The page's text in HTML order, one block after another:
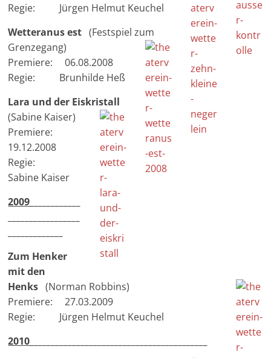
Regie: Jürgen Helmut Keuchel
Wetteranus est (Festspiel zum
Grenzegang)
Premiere: 06.08.2008
Regie: Brunhilde Heß
Lara und der Eiskristall
(Sabine Kaiser)
Premiere:
19.12.2008
Regie:
Sabine Kaiser
2009
Zum Henker
mit den
Henks (Norman Robbins)
Premiere: 27.03.2009
Regie: Jürgen Helmut Keuchel
2010